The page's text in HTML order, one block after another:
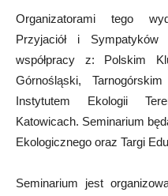
Organizatorami tego
Przyjaciół i Sympatyków
współpracy z: Polskim
Górnośląski,
Instytutem Ekologii
Katowicach. Seminarium
Ekologicznego oraz Targi
Seminarium jest